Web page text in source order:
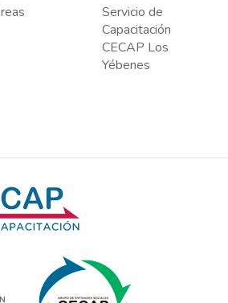
Servicio de
Capacitación
CECAP Los
Yébenes